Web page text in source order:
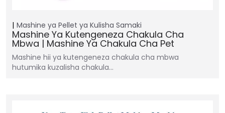
Mashine ya Pellet ya Kulisha Samaki
Mashine Ya Kutengeneza Chakula Cha
Mbwa | Mashine Ya Chakula Cha Pet
Mashine hii ya kutengeneza chakula cha mbwa
hutumika kuzalisha chakula...